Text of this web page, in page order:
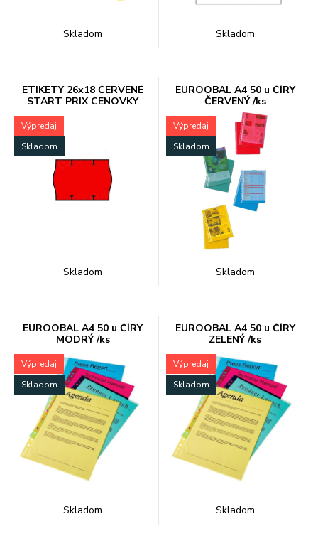
Skladom Skladom
ETIKETY 26x18 ČERVENÉ
START PRIX CENOVKY
Výpredaj
Skladom
Skladom
EUROOBAL A4 50 u ČÍRY
ČERVENÝ /ks
Výpredaj
Skladom
Skladom
EUROOBAL A4 50 u ČÍRY
MODRÝ /ks
Výpredaj
Skladom
Skladom
EUROOBAL A4 50 u ČÍRY
ZELENÝ /ks
Výpredaj
Skladom
Skladom